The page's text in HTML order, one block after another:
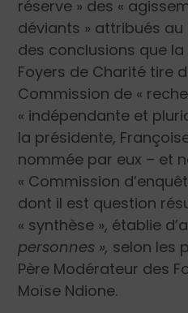
réserve » des «
déviants » attribués au
des conclusions que
Foyers de Charité tire
Commission de «
« indépendante et
la présidente,
nommée par eux – et
« Commission
dont il est question
« synthèse », établie
personnes », selon les
Père Modérateur des
Moïse Ndione.